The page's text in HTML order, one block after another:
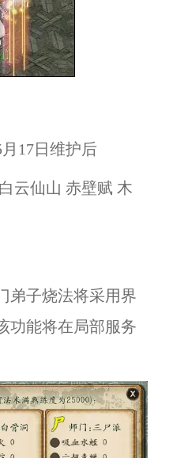
月17日维护后
云仙山 赤壁赋 木
弟子烧法将采用界
功能将在局部服务